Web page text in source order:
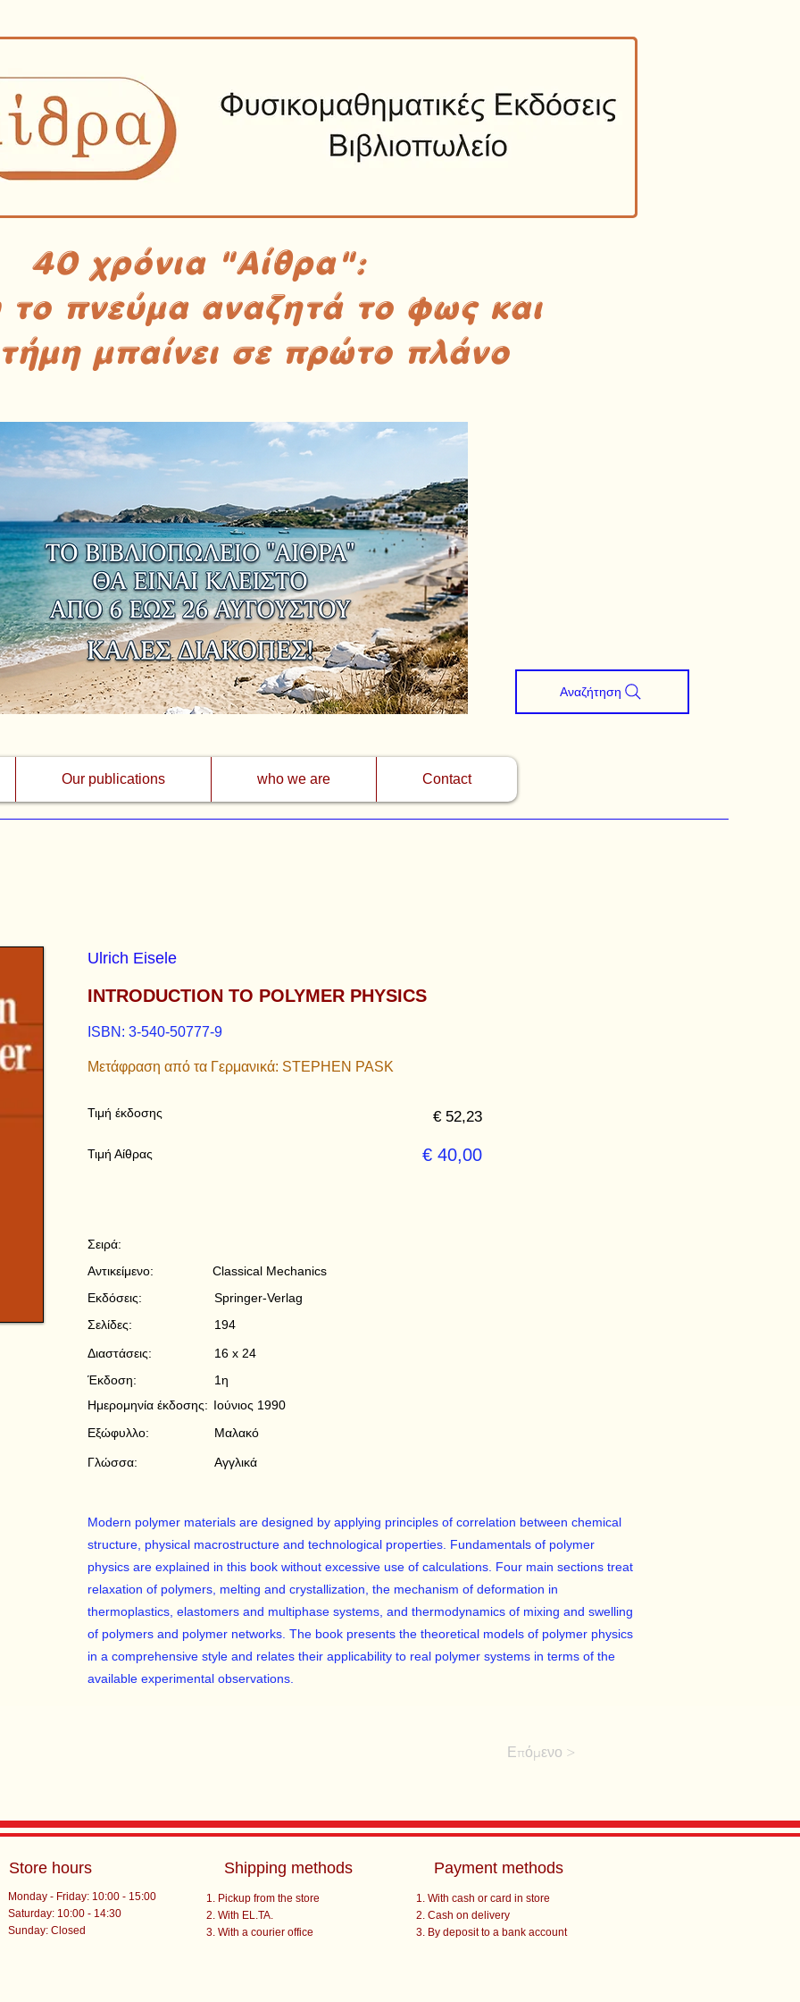
40 χρόνια "Αίθρα":
το πνεύμα αναζητά το φως και
μπαίνει σε πρώτο πλάνο
Our publications who we are Contact
Αναζήτηση
Ulrich Eisele
INTRODUCTION TO POLYMER PHYSICS
ISBN: 3-540-50777-9
Μετάφραση από τα Γερμανικά: STEPHEN PASK
Τιμή έκδοσης
Τιμή Αίθρας
€ 52,23
€ 40,00
Classical Mechanics
Springer-Verlag
194
16 x 24
1η
Ιούνιος 1990
Μαλακό
Αγγλικά
Σειρά:
Αντικείμενο:
Εκδόσεις:
Σελίδες:
Διαστάσεις:
Έκδοση:
Ημερομηνία έκδοσης:
Εξώφυλλο:
Γλώσσα:
Modern polymer materials are designed by applying principles of correlation between chemical
structure, physical macrostructure and technological properties. Fundamentals of polymer
physics are explained in this book without excessive use of calculations. Four main sections treat
relaxation of polymers, melting and crystallization, the mechanism of deformation in
thermoplastics, elastomers and multiphase systems, and thermodynamics of mixing and swelling
of polymers and polymer networks. The book presents the theoretical models of polymer physics
in a comprehensive style and relates their applicability to real polymer systems in terms of the
available experimental observations.
Επόμενο >
Store hours
Monday - Friday: 10:00 - 15:00
Saturday: 10:00 - 14:30
​Sunday: Closed
Shipping methods
Pickup from the store
With EL.TA.
With a courier office
Payment methods
With cash or card in store
Cash on delivery
By deposit to a bank account